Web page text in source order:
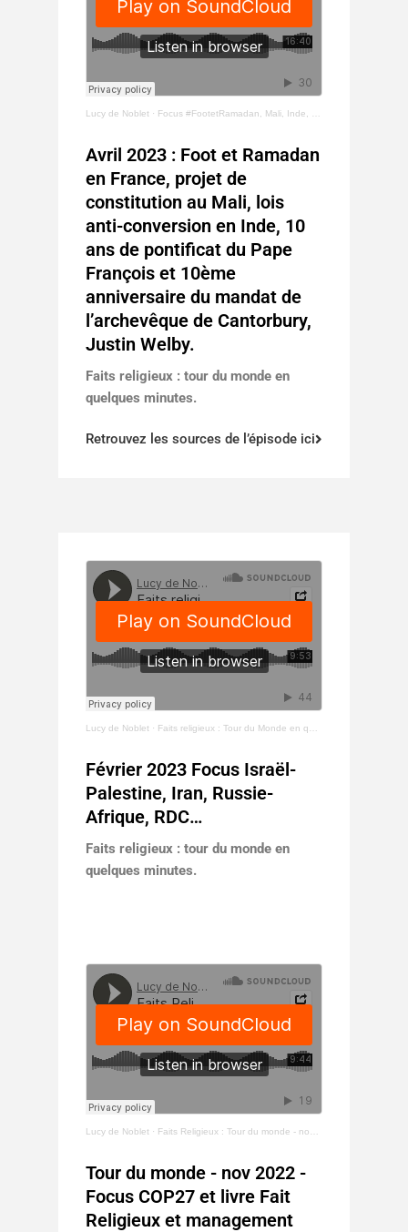
Lucy de Noblet · Focus #FootetRamadan, Mali, Inde, 10 ans Pape François et Archevêque de Cantorbury
Avril 2023 : Foot et Ramadan
en France, projet de
constitution au Mali, lois
anti-conversion en Inde, 10
ans de pontificat du Pape
François et 10ème
anniversaire du mandat de
l’archevêque de Cantorbury,
Justin Welby.
Faits religieux : tour du monde en
quelques minutes.
Retrouvez les sources de l’épisode ici
Lucy de Noblet · Faits religieux : Tour du Monde en quelques minutes. Fev 2023. Israël-Palestine, Russie-Afrique, RDC
Février 2023 Focus Israël-
Palestine, Iran, Russie-
Afrique, RDC…
Faits religieux : tour du monde en
quelques minutes.
Lucy de Noblet · Faits Religieux : Tour du monde - nov 2022 - Focus COP27 et livre Fait Religieux et management
Tour du monde - nov 2022 -
Focus COP27 et livre Fait
Religieux et management